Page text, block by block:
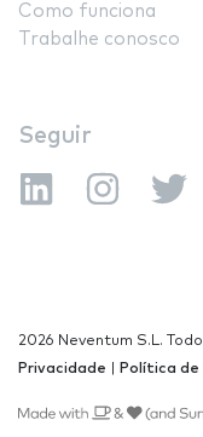
Como funciona
Trabalhe conosco
Seguir
2026 Neventum S.L.
Privacidade
Política de